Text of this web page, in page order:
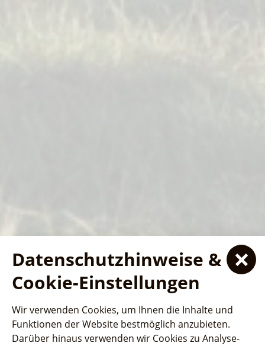
Schiffstouren
Jede Fahrt bietet atemberaubende Aussichten und
interessante Einblicke in die lokale Geschichte und
Ferienhaus- und
Campingpark "Ludwig
Leichhardt"
Ferienhaus- und
Campingpark "Ludwig
Leichhardt"
SeeSauna
Wellness und Entspannung auf dem
Schiffstouren
Jede Fahrt bietet atemberaubende Aussichten und
interessante Einblicke in die lokale Geschichte und
Ferienhaus- und
Campingpark "Ludwig
Leichhardt"
Datenschutzhinweise &
Cookie-Einstellungen
Wir verwenden Cookies, um Ihnen die Inhalte und
Funktionen der Website bestmöglich anzubieten.
Darüber hinaus verwenden wir Cookies zu Analyse-